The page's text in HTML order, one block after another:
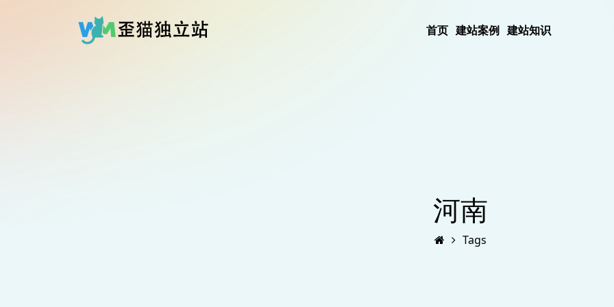
首页 建站案例 建站知识
河南
Tags